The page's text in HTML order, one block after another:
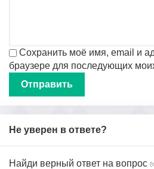
Сохранить моё имя, email и
браузере для последующих
Не уверен в ответе?
Найди верный ответ на вопрос